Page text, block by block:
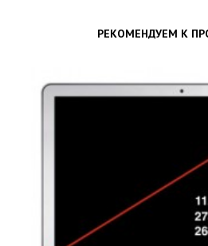
РЕКОМЕНДУЕМ К